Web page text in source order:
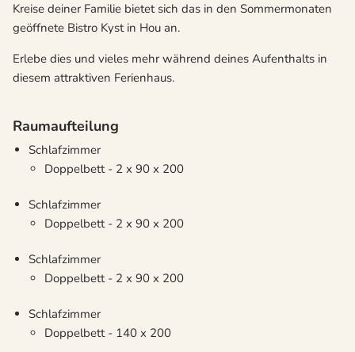
Kreise deiner Familie bietet sich das in den Sommermonaten
geöffnete Bistro Kyst in Hou an.
Erlebe dies und vieles mehr während deines Aufenthalts in
diesem attraktiven Ferienhaus.
Raumaufteilung
Schlafzimmer
Doppelbett - 2 x 90 x 200
Schlafzimmer
Doppelbett - 2 x 90 x 200
Schlafzimmer
Doppelbett - 2 x 90 x 200
Schlafzimmer
Doppelbett - 140 x 200